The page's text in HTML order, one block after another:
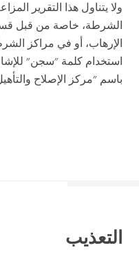
ولا يتناول هذا التقرير
الشرطة، خاصة من قبل قسم
الإرهاب، أو في مراكز
استخدام كلمة "سجن"
باسم "مركز الإصلاح
التعذيب